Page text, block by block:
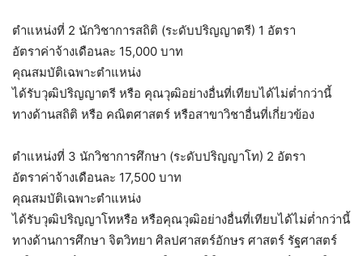
ตำแหน่งที่ 2 นักวิชาการสถิติ (ระดับปริญญาตรี) 1 อัตรา
อัตราค่าจ้างเดือนละ 15,000 บาท
คุณสมบัติเฉพาะตำแหน่ง
ได้รับวุฒิปริญญาตรี หรือ คุณวุฒิอย่างอื่นที่เทียบได้ไม่ต่ำกว่านี้
ทางด้านสถิติ หรือ คณิตศาสตร์ หรือสาขาวิชาอื่นที่เกี่ยวข้อง
ตำแหน่งที่ 3 นักวิชาการศึกษา (ระดับปริญญาโท) 2 อัตรา
อัตราค่าจ้างเดือนละ 17,500 บาท
คุณสมบัติเฉพาะตำแหน่ง
ได้รับวุฒิปริญญาโทหรือ หรือคุณวุฒิอย่างอื่นที่เทียบได้ไม่ต่ำกว่านี้
ทางด้านการศึกษา จิตวิทยา ศิลปศาสตร์อักษร ศาสตร์ รัฐศาสตร์